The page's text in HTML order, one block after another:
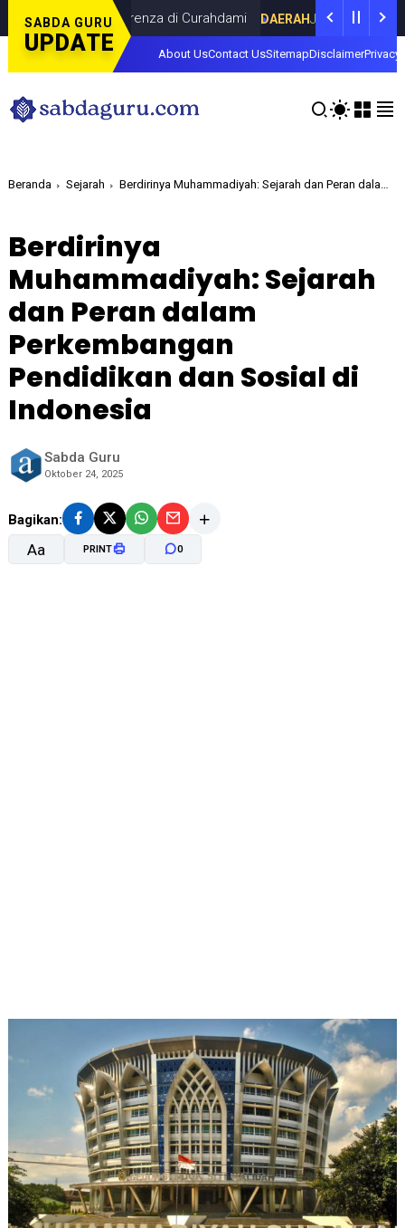
SABDA GURU
UPDATE
Dina Lorenza di Curahdami DAERAH JULY 20, 2026
About UsContact UsSitemapDisclaimerPrivacy
Beranda Sejarah Berdirinya Muhammadiyah: Sejarah dan Peran dalam Perkembangan Pendidikan dan Sosial di Indonesia
Berdirinya
Muhammadiyah: Sejarah
dan Peran dalam
Perkembangan
Pendidikan dan Sosial di
Indonesia
Sabda Guru
Oktober 24, 2025
Bagikan:
Aa PRINT 0